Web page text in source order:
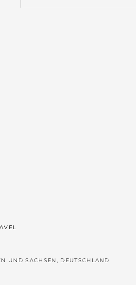
UND SACHSEN, DEUTSCHLAND